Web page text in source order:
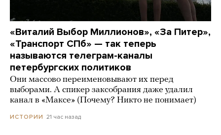
«Виталий Выбор Миллионов», «За Питер»,
«Транспорт СПб» — так теперь
называются телеграм-каналы
петербургских политиков
Они массово переименовывают их перед
выборами. А спикер заксобрания даже удалил
канал в «Максе» (Почему? Никто не понимает)
ИСТОРИИ 21 час назад